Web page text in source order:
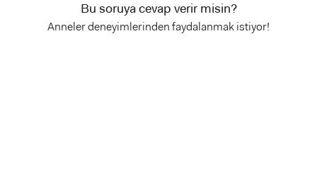
Bu soruya cevap verir misin?
Anneler deneyimlerinden faydalanmak istiyor!